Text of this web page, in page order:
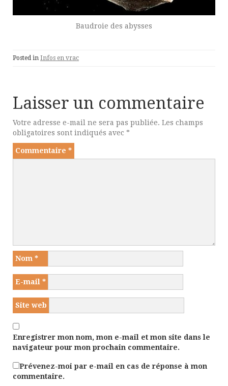
Baudroie des abysses
Posted in Infos en vrac
Laisser un commentaire
Votre adresse e-mail ne sera pas publiée. Les champs
obligatoires sont indiqués avec *
Commentaire *
Nom *
E-mail *
Site web
Enregistrer mon nom, mon e-mail et mon site dans le
navigateur pour mon prochain commentaire.
Prévenez-moi par e-mail en cas de réponse à mon
commentaire.